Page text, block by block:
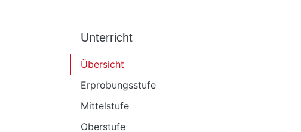
Unterricht
Übersicht
Erprobungsstufe
Mittelstufe
Oberstufe